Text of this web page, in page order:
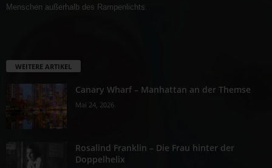
Menschen außerhalb des Rampenlichts.
WEITERE ARTIKEL
Canary Wharf – Manhattan an der Themse
Mai 24, 2026
Rosalind Franklin – Die Frau hinter der
Doppelhelix